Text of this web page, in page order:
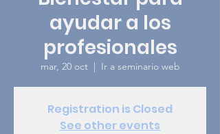
ayudar a los
profesionales
mar, 20 oct
  |
Ir a seminario web
Registration is Closed
See other events